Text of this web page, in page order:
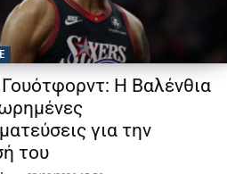
Η Βαλένθια
για την
του